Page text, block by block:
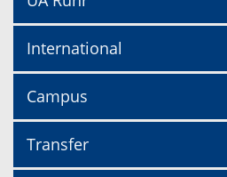
International
Campus
Transfer